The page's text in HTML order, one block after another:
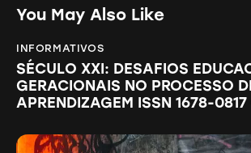
You May Also Like
INFORMATIVOS
SÉCULO XXI: DESAFIOS
GERACIONAIS NO PROCESSO
APRENDIZAGEM ISSN 1678-